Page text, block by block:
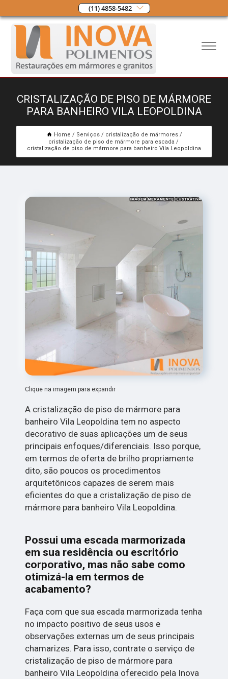
(11) 4858-5482
CRISTALIZAÇÃO DE PISO DE MÁRMORE
PARA BANHEIRO VILA LEOPOLDINA
Home Serviços
cristalização de mármores
cristalização de piso de mármore para escada
cristalização de piso de mármore para banheiro Vila Leopoldina
Clique na imagem para expandir
A cristalização de piso de mármore para
banheiro Vila Leopoldina tem no aspecto
decorativo de suas aplicações um de seus
principais enfoques/diferenciais. Isso porque,
em termos de oferta de brilho propriamente
dito, são poucos os procedimentos
arquitetônicos capazes de serem mais
eficientes do que a cristalização de piso de
mármore para banheiro Vila Leopoldina.
Possui uma escada marmorizada
em sua residência ou escritório
corporativo, mas não sabe como
otimizá-la em termos de
acabamento?
Faça com que sua escada marmorizada tenha
no impacto positivo de seus usos e
observações externas um de seus principais
chamarizes. Para isso, contrate o serviço de
cristalização de piso de mármore para
banheiro Vila Leopoldina oferecido pela Inova